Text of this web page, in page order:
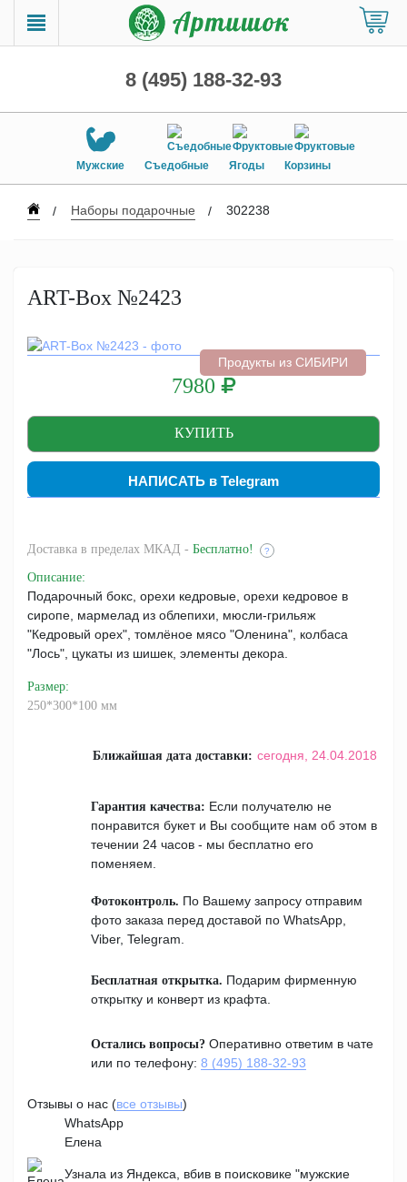
8 (495) 188-32-93
Мужские Съедобные Ягоды Корзины
Наборы подарочные 302238
Продукты из СИБИРИ
ART-Box №2423
7980
НАПИСАТЬ в Telegram
Доставка в пределах МКАД - Бесплатно! ?
Описание:
Подарочный бокс, орехи кедровые, орехи кедровое в
сиропе, мармелад из облепихи, мюсли-грильяж
"Кедровый орех", томлёное мясо "Оленина", колбаса
"Лось", цукаты из шишек, элементы декора.
Размер:
250*300*100 мм
Ближайшая дата доставки: сегодня, 24.04.2018
Гарантия качества: Если получателю не
понравится букет и Вы сообщите нам об этом в
течении 24 часов - мы бесплатно его
поменяем.
Фотоконтроль. По Вашему запросу отправим
фото заказа перед доставой по WhatsApp,
Viber, Telegram.
Бесплатная открытка. Подарим фирменную
открытку и конверт из крафта.
Остались вопросы? Оперативно ответим в чате
или по телефону: 8 (495) 188-32-93
Отзывы о нас (все отзывы)
WhatsApp
Елена
Узнала из Яндекса, вбив в поисковике "мужские